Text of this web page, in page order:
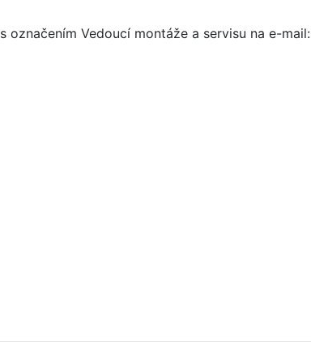
Vedoucí montáže a servisu na e-mail: